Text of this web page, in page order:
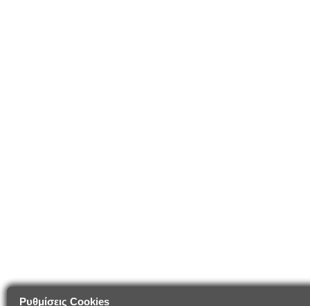
Ρυθμίσεις Cookies